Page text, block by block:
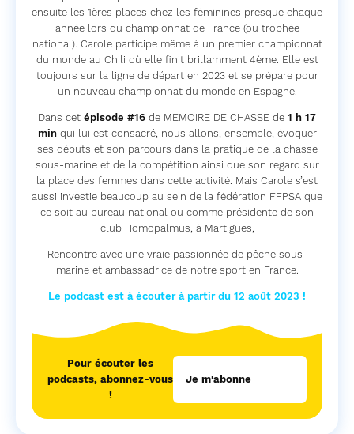
ensuite les 1ères places chez les féminines presque chaque
année lors du championnat de France (ou trophée
national). Carole participe même à un premier championnat
du monde au Chili où elle finit brillamment 4ème. Elle est
toujours sur la ligne de départ en 2023 et se prépare pour
un nouveau championnat du monde en Espagne.
Dans cet épisode #16 de MEMOIRE DE CHASSE de 1 h 17
minqui lui est consacré, nous allons, ensemble, évoquer
ses débuts et son parcours dans la pratique de la chasse
sous-marine et de la compétition ainsi que son regard sur
la place des femmes dans cette activité. Mais Carole s’est
aussi investie beaucoup au sein de la fédération FFPSA que
ce soit au bureau national ou comme présidente de son
club Homopalmus, à Martigues,
Rencontre avec une vraie passionnée de pêche sous-
marine et ambassadrice de notre sport en France.
Le podcast est à écouter à partir du 12 août 2023 !
Pour écouter les
podcasts, abonnez-vous
!
Je m'abonne